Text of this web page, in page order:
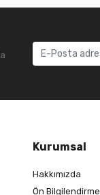
Kurumsal
Hakkımızda
Ön Bilgilendirme